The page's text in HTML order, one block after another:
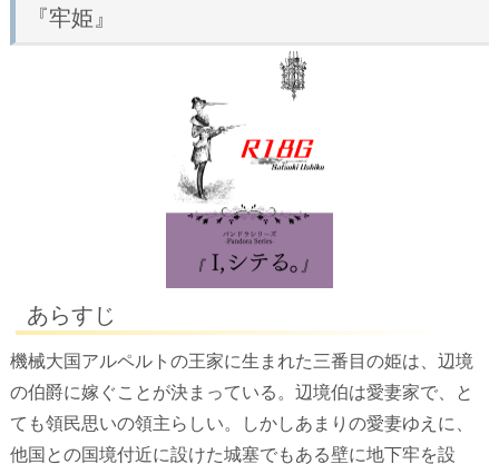
『牢姫』
あらすじ
機械大国アルペルトの王家に生まれた三番目の姫は、辺境
の伯爵に嫁ぐことが決まっている。辺境伯は愛妻家で、と
ても領民思いの領主らしい。しかしあまりの愛妻ゆえに、
他国との国境付近に設けた城塞でもある壁に地下牢を設